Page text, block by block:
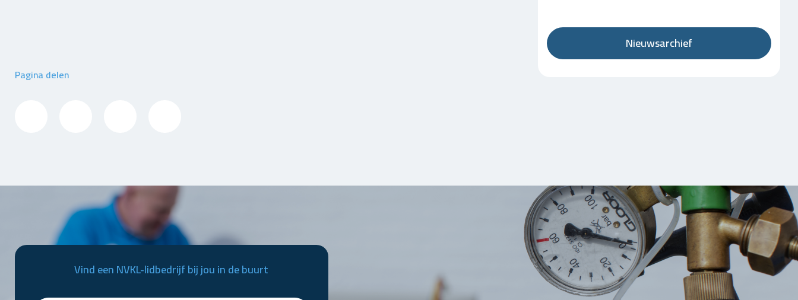
Pagina delen
Nieuwsarchief
Vind een NVKL-lidbedrijf bij jou in de buurt